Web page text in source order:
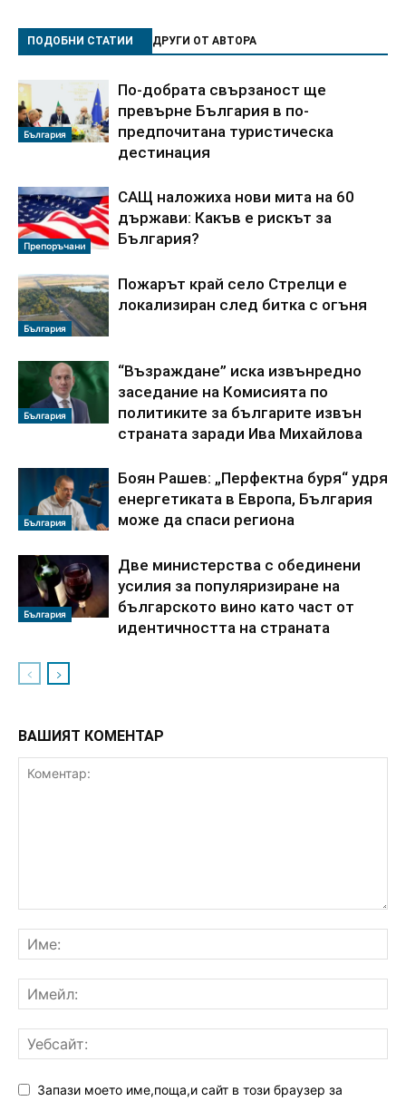
ПОДОБНИ СТАТИИ ДРУГИ ОТ АВТОРА
България
По‑добрата свързаност ще
превърне България в по-
предпочитана туристическа
дестинация
Препоръчани
САЩ наложиха нови мита на 60
държави: Какъв е рискът за
България?
България
Пожарът край село Стрелци е
локализиран след битка с огъня
България
“Възраждане” иска извънредно
заседание на Комисията по
политиките за българите извън
страната заради Ива Михайлова
България
Боян Рашев: „Перфектна буря“ удря
енергетиката в Европа, България
може да спаси региона
България
Две министерства с обединени
усилия за популяризиране на
българското вино като част от
идентичността на страната
ВАШИЯТ КОМЕНТАР
Запази моето име,поща,и сайт в този браузер за